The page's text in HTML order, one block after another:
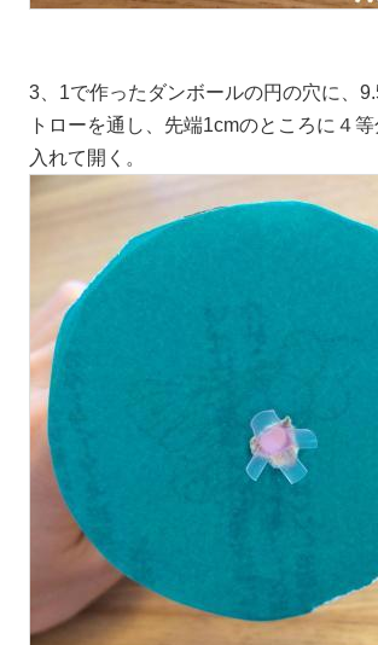
3、1で作ったダンボールの円の穴に、
トローを通し、先端1cmのところに４
入れて開く。